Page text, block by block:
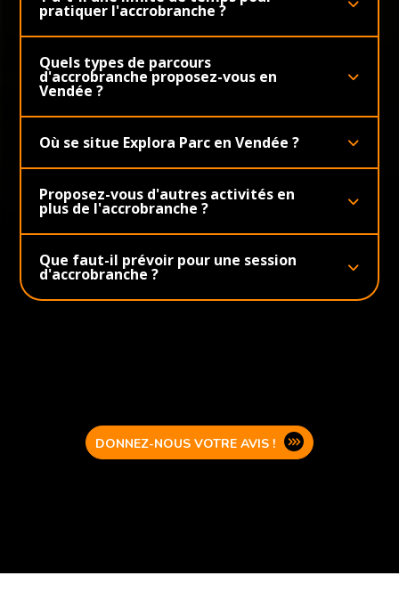
pratiquer l'accrobranche ?
Quels types de parcours
d'accrobranche proposez-vous en
Vendée ?
Où se situe Explora Parc en Vendée ?
Proposez-vous d'autres activités en
plus de l'accrobranche ?
Que faut-il prévoir pour une session
d'accrobranche ?
DONNEZ-NOUS VOTRE AVIS !